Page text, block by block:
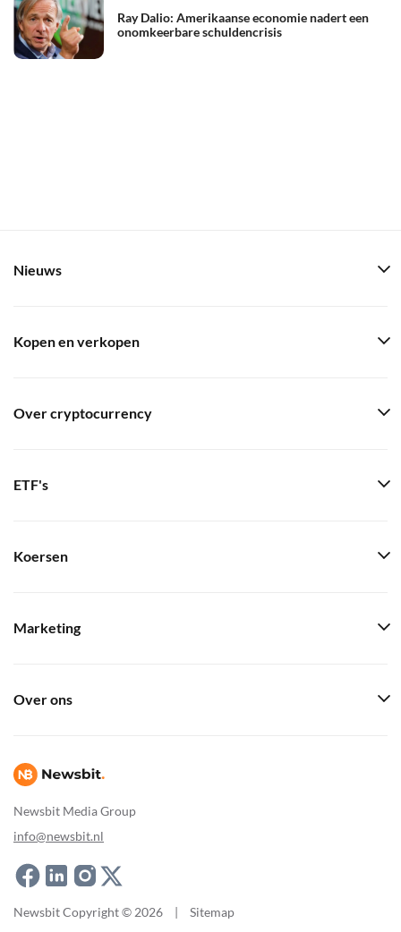
Ray Dalio: Amerikaanse economie nadert een
onomkeerbare schuldencrisis
Newsbit Media Group
info@newsbit.nl
Nieuws
Kopen en verkopen
Over cryptocurrency
ETF's
Koersen
Marketing
Over ons
Newsbit Copyright © 2026 | Sitemap